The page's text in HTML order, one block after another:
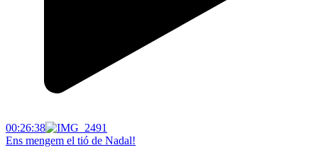
00:26:38
Ens mengem el tió de Nadal!